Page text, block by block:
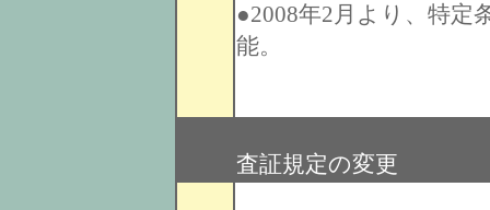
●2008年2月より、特定
能。
査証規定の変更